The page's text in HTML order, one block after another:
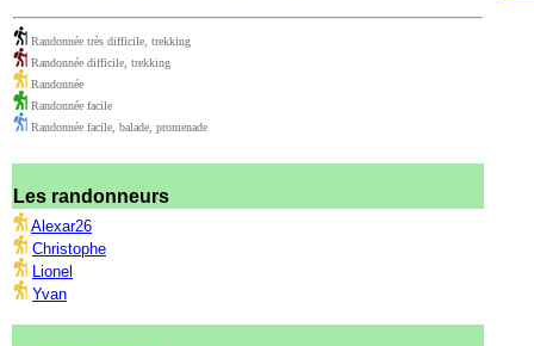
Randonnée très difficile, trekking
Randonnée difficile, trekking
Randonnée
Randonnée facile
Randonnée facile, balade, promenade
Les randonneurs
Alexar26
Christophe
Lionel
Yvan